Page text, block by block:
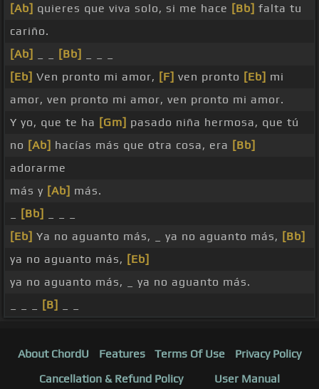
[Ab] quieres que viva solo, si me hace [Bb] falta tu
cariño.
[Ab]
[Bb]
[Eb] Ven pronto mi amor, [F] ven pronto [Eb] mi
amor, ven pronto mi amor, ven pronto mi amor.
Y yo, que te ha [Gm] pasado niña hermosa, que tú
no [Ab] hacías más que otra cosa, era [Bb]
adorarme
más y [Ab] más.
[Bb]
[Eb] Ya no aguanto más, _ ya no aguanto más, [Bb]
ya no aguanto más, [Eb]
ya no aguanto más, _ ya no aguanto más.
[B]
About ChordU Features Terms Of Use
Privacy Policy
Cancellation & Refund Policy
User Manual